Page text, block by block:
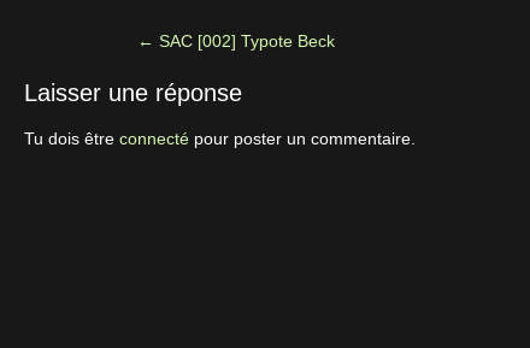
← SAC [002] Typote Beck
Laisser une réponse
Tu dois être connecté pour poster un commentaire.